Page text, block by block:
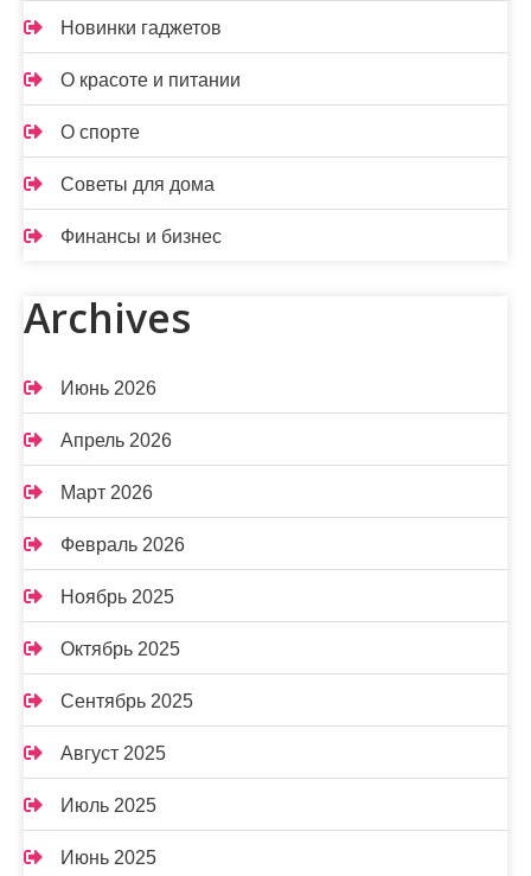
Новинки гаджетов
О красоте и питании
О спорте
Советы для дома
Финансы и бизнес
Archives
Июнь 2026
Апрель 2026
Март 2026
Февраль 2026
Ноябрь 2025
Октябрь 2025
Сентябрь 2025
Август 2025
Июль 2025
Июнь 2025